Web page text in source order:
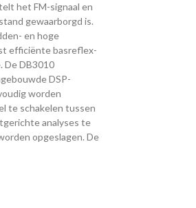
het FM-signaal en
gewaarborgd is.
en hoge
efficiënte basreflex-
De DB3010
DSP-
worden
te schakelen tussen
analyses te
opgeslagen. De